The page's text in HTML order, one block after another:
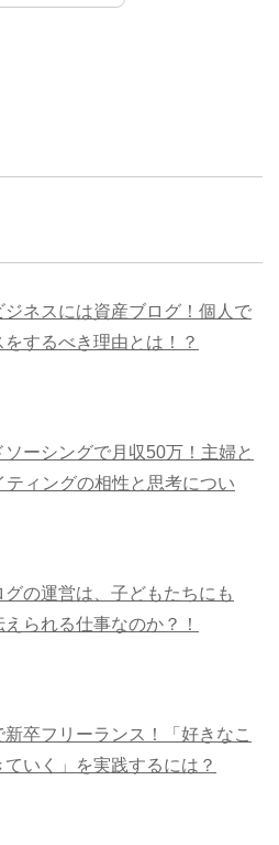
ジネスには資産ブログ！個人で
をするべき理由とは！？
ソーシングで月収50万！主婦と
ティングの相性と思考につい
グの運営は、子どもたちにも
られる仕事なのか？！
新卒フリーランス！「好きなこ
ていく」を実践するには？